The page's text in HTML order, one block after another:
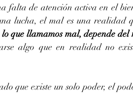
falta de atención activa en el
lucha, el mal es una realidad
lo que llamamos mal, depende del
algo que en realidad no
que existe un solo poder, el